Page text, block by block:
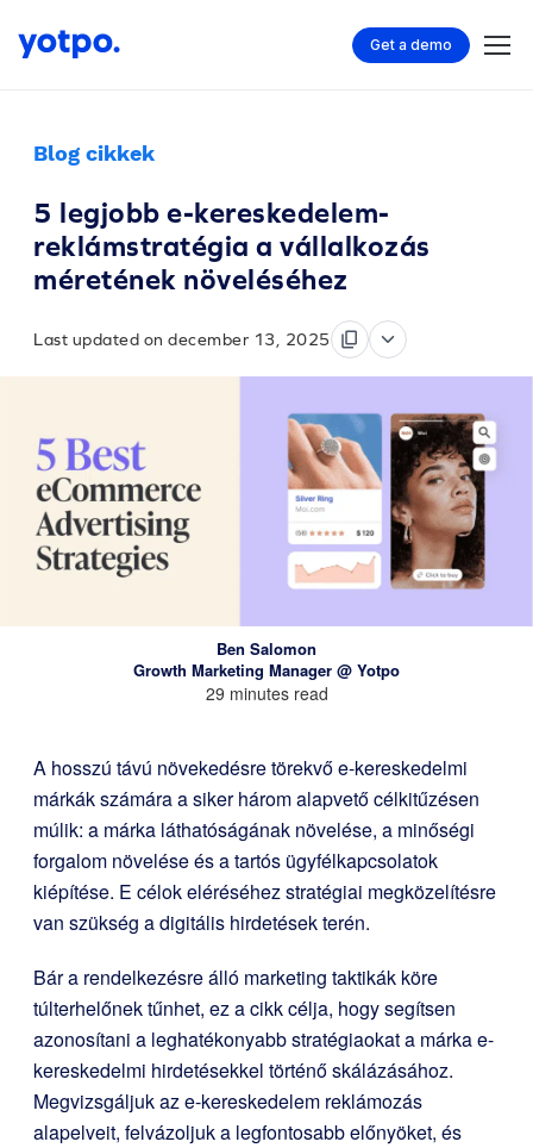
Get a demo
Blog cikkek
5 legjobb e-kereskedelem-
reklámstratégia a vállalkozás
méretének növeléséhez
Last updated on december 13, 2025
Ben Salomon
Growth Marketing Manager @ Yotpo
29 minutes read
A hosszú távú növekedésre törekvő e-kereskedelmi
márkák számára a siker három alapvető célkitűzésen
múlik: a márka láthatóságának növelése, a minőségi
forgalom növelése és a tartós ügyfélkapcsolatok
kiépítése. E célok eléréséhez stratégiai megközelítésre
van szükség a digitális hirdetések terén.
Bár a rendelkezésre álló marketing taktikák köre
túlterhelőnek tűnhet, ez a cikk célja, hogy segítsen
azonosítani a leghatékonyabb stratégiaokat a márka e-
kereskedelmi hirdetésekkel történő skálázásához.
Megvizsgáljuk az e-kereskedelem reklámozás
alapelveit, felvázoljuk a legfontosabb előnyöket, és